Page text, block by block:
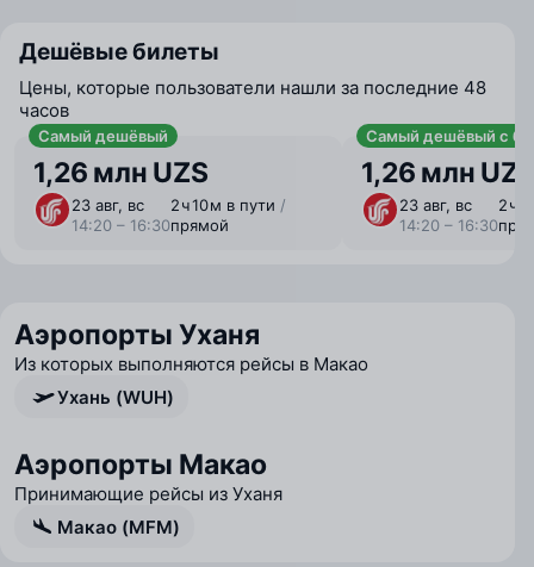
Дешёвые билеты
Цены, которые пользователи нашли за последние 48
часов
Самый дешёвый
1,26 млн UZS
23 авг, вс
14:20 – 16:30
2 ⁠ч 10 ⁠м в пути /
прямой
Самый дешёвый с
1,26 млн
23 авг, вс
14:20 – 16:30
2 ⁠ч
Аэропорты Уханя
Из которых выполняются рейсы в Макао
Ухань (WUH)
Аэропорты Макао
Принимающие рейсы из Уханя
Макао (MFM)